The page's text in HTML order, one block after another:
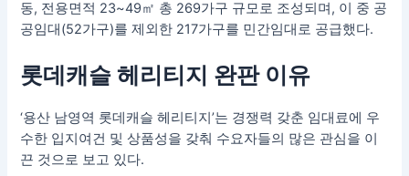
동, 전용면적 23~49㎡ 총 269가구 규모로 조성되며, 이 중 공
공임대(52가구)를 제외한 217가구를 민간임대로 공급했다.
롯데캐슬 헤리티지 완판 이유
‘용산 남영역 롯데캐슬 헤리티지’는 경쟁력 갖춘 임대료에 우
수한 입지여건 및 상품성을 갖춰 수요자들의 많은 관심을 이
끈 것으로 보고 있다.